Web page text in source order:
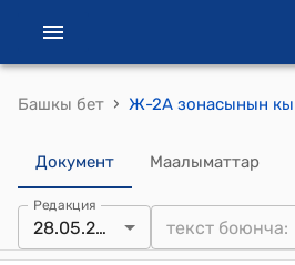
Башкы бет ›
Документ Маалыматтар
Редакция
28.05.2026